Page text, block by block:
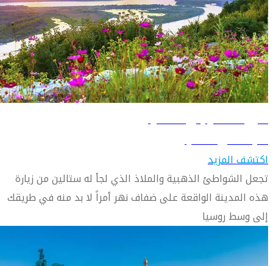
دليل السفر إلى سامارا
تعرّف على سامارا
اكتشف المزيد
تجعل الشواطئ الذهبية والملاذ الذي لجأ له ستالين من زيارة
هذه المدينة الواقعة على ضفاف نهر أمراً لا بد منه في طريقك
إلى وسط روسيا